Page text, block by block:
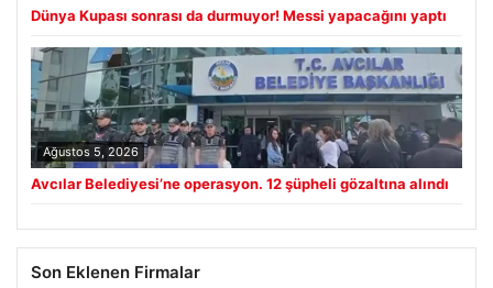
Dünya Kupası sonrası da durmuyor! Messi yapacağını yaptı
Ağustos 5, 2026
Avcılar Belediyesi’ne operasyon. 12 şüpheli gözaltına alındı
Son Eklenen Firmalar